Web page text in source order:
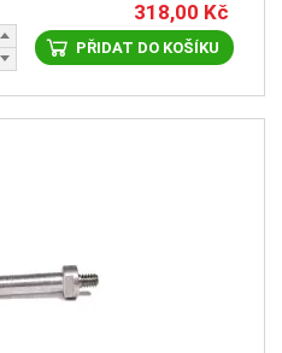
318,00 Kč
PŘIDAT DO KOŠÍKU